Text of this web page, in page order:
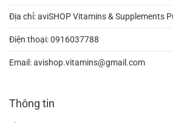
Địa chỉ: aviSHOP Vitamins & Supplements
Điện thoại:0916037788
Email:avishop.vitamins@gmail.com
Thông tin